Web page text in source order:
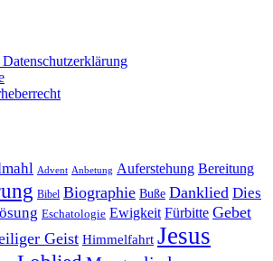
Advent Anbetung Auferstehung Bereitung
Bibel Biographie Buße Danklied Dies
Eschatologie Ewigkeit Fürbitte Gebet
Geist Himmelfahrt Jesus